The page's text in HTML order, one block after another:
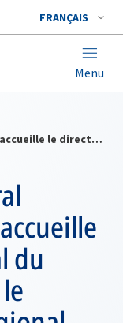
FRANÇAIS
Menu
Le secrétaire général délégué de l'OTAN accueille le directeur général du DIANA et inaugure le premier bureau régional
du